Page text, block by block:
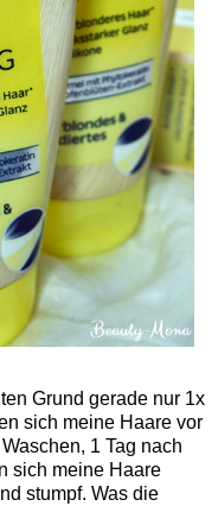
Grund gerade nur 1x
sich meine Haare vor
1 Tag nach
sich meine Haare
stumpf. Was die